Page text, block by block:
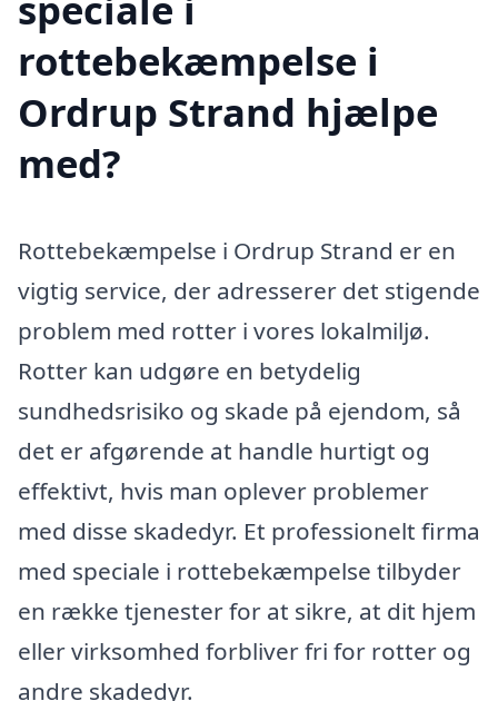
rottebekæmpelse i
Ordrup Strand hjælpe
med?
Rottebekæmpelse i Ordrup Strand er en
vigtig service, der adresserer det stigende
problem med rotter i vores lokalmiljø.
Rotter kan udgøre en betydelig
sundhedsrisiko og skade på ejendom, så
det er afgørende at handle hurtigt og
effektivt, hvis man oplever problemer
med disse skadedyr. Et professionelt firma
med speciale i rottebekæmpelse tilbyder
en række tjenester for at sikre, at dit hjem
eller virksomhed forbliver fri for rotter og
andre skadedyr.